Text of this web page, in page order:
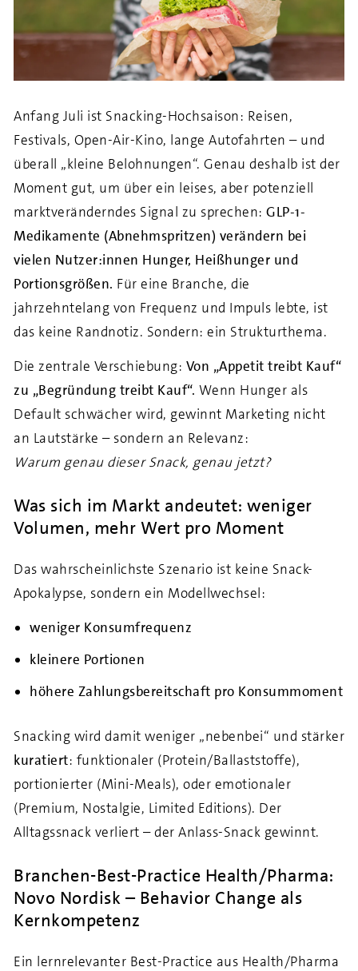
Anfang Juli ist Snacking-Hochsaison: Reisen,
Festivals, Open-Air-Kino, lange Autofahrten – und
überall „kleine Belohnungen“. Genau deshalb ist der
Moment gut, um über ein leises, aber potenziell
marktveränderndes Signal zu sprechen: GLP-1-
Medikamente (Abnehmspritzen) verändern bei
vielen Nutzer:innen Hunger, Heißhunger und
Portionsgrößen. Für eine Branche, die
jahrzehntelang von Frequenz und Impuls lebte, ist
das keine Randnotiz. Sondern: ein Strukturthema.
Die zentrale Verschiebung: Von „Appetit treibt Kauf“
zu „Begründung treibt Kauf“. Wenn Hunger als
Default schwächer wird, gewinnt Marketing nicht
an Lautstärke – sondern an Relevanz:
Warum genau dieser Snack, genau jetzt?
Was sich im Markt andeutet: weniger
Volumen, mehr Wert pro Moment
Das wahrscheinlichste Szenario ist keine Snack-
Apokalypse, sondern ein Modellwechsel:
weniger Konsumfrequenz
kleinere Portionen
höhere Zahlungsbereitschaft pro Konsummoment
Snacking wird damit weniger „nebenbei“ und stärker
kuratiert: funktionaler (Protein/Ballaststoffe),
portionierter (Mini-Meals), oder emotionaler
(Premium, Nostalgie, Limited Editions). Der
Alltagssnack verliert – der Anlass-Snack gewinnt.
Branchen-Best-Practice Health/Pharma:
Novo Nordisk – Behavior Change als
Kernkompetenz
Ein lernrelevanter Best-Practice aus Health/Pharma